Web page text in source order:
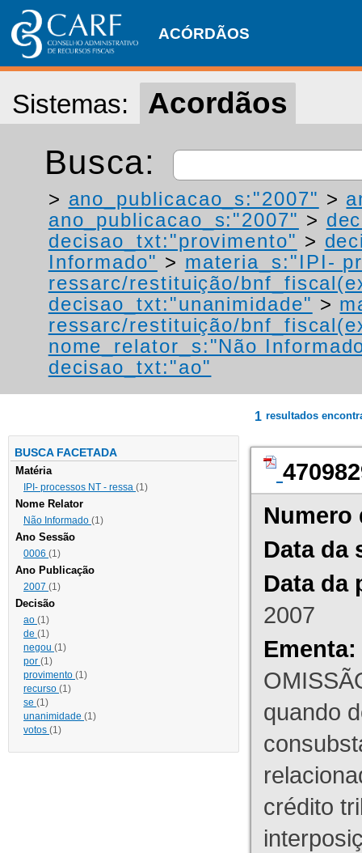
ACÓRDÃOS
Sistemas: Acordãos
Busca:
> ano_publicacao_s:"2007" >
ano_publicacao_s:"2007" >
decisao_txt:"provimento" >
Informado" > materia_s:"IPI-
ressarc/restituição/
decisao_txt:"unanimidade" >
ressarc/restituição/
nome_relator_s:"Não
decisao_txt:"ao"
BUSCA FACETADA
Matéria
IPI- processos NT - ressa (1)
Nome Relator
Não Informado (1)
Ano Sessão
0006 (1)
Ano Publicação
2007 (1)
Decisão
ao (1)
de (1)
negou (1)
por (1)
provimento (1)
recurso (1)
se (1)
unanimidade (1)
votos (1)
1 resultados
Numero
Data da
Data da
2007
Ementa:
quando
crédito